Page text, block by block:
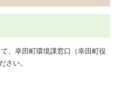
、幸田町環境課窓口（幸田町役
さい。